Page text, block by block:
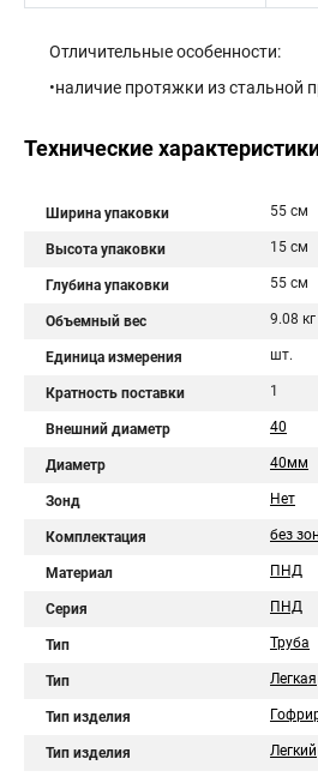
Отличительные особенности:
•наличие протяжки из стальной
Технические
Ширина упаковки 55 см
Высота упаковки 15 см
Глубина упаковки 55 см
Объемный вес 9.08 кг
Единица измерения шт.
Кратность поставки 1
Внешний диаметр 40
Диаметр 40мм
Зонд Нет
Комплектация без
Материал ПНД
Серия ПНД
Тип Труба
Тип Легкая
Тип изделия
Тип изделия Легкий